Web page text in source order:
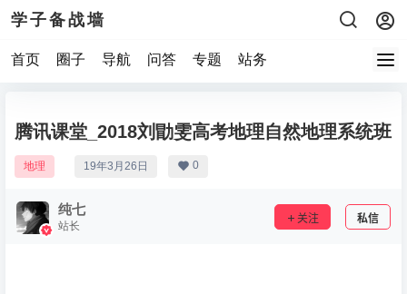
学子备战墙
首页 圈子 导航 问答 专题 站务
腾讯课堂_2018刘勖雯高考地理自然地理系统班
地理 19年3月26日 0
纯七
站长
关注 私信